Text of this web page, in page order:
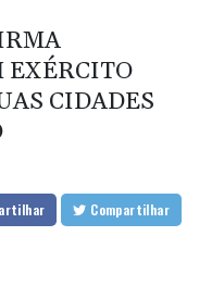
EXÉRCITO
CIDADES
Compartilhar